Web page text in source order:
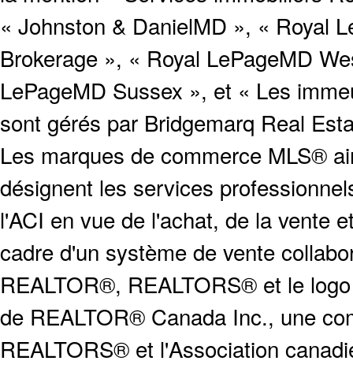
« Johnston & DanielMD », « Royal
Brokerage », « Royal LePageMD
LePageMD Sussex », et « Les
sont gérés par Bridgemarq Real
Les marques de commerce MLS®
désignent les services
l'ACI en vue de l'achat, de la vente
cadre d'un système de vente
REALTOR®, REALTORS® et le
de REALTOR® Canada Inc., une
REALTORS® et l'Association